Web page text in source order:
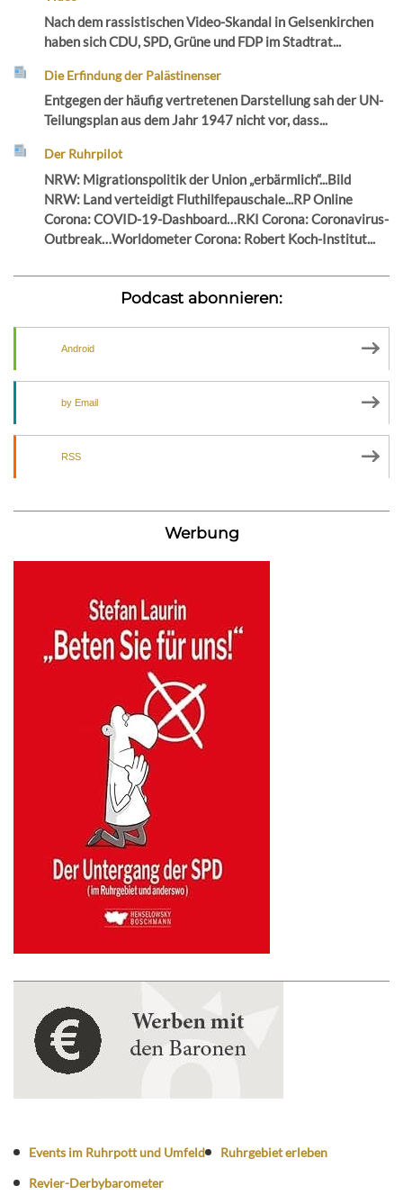
Nach dem rassistischen Video-Skandal in Gelsenkirchen
haben sich CDU, SPD, Grüne und FDP im Stadtrat...
Die Erfindung der Palästinenser
Entgegen der häufig vertretenen Darstellung sah der UN-
Teilungsplan aus dem Jahr 1947 nicht vor, dass...
Der Ruhrpilot
NRW: Migrationspolitik der Union „erbärmlich“...Bild
NRW: Land verteidigt Fluthilfepauschale...RP Online
Corona: COVID-19-Dashboard…RKI Corona: Coronavirus-
Outbreak…Worldometer Corona: Robert Koch-Institut...
Podcast abonnieren:
Android
by Email
RSS
Werbung
Events im Ruhrpott und Umfeld
Ruhrgebiet erleben
Revier-Derbybarometer